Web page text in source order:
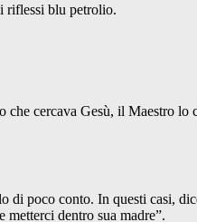
riflessi blu petrolio.
cercava Gesù, il Maestro lo
di poco conto. In questi casi,
dentro sua madre”.